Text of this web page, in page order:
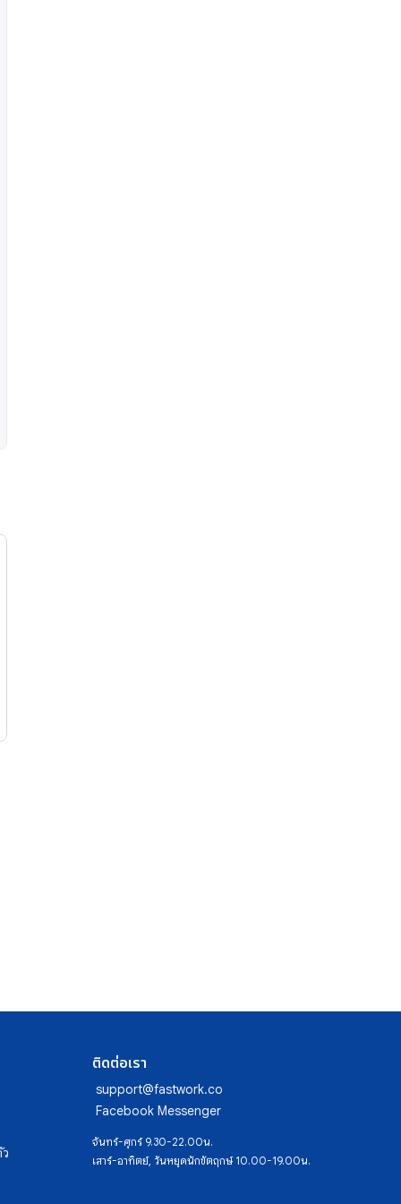
ติดต่อเรา
support@fastwork.co
Facebook Messenger
จันทร์-ศุกร์ 9.30-22.00น.
เสาร์-อาทิตย์, วันหยุดนักขัตฤกษ์ 10.00-19.00น.